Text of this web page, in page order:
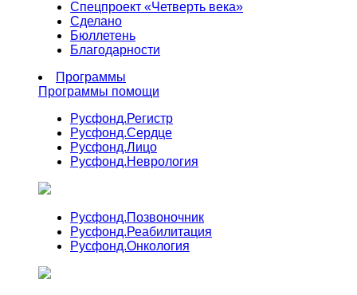
Спецпроект «Четверть века»
Сделано
Бюллетень
Благодарности
Программы
Программы помощи
Русфонд.Регистр
Русфонд.Сердце
Русфонд.Лицо
Русфонд.Неврология
Русфонд.Позвоночник
Русфонд.Реабилитация
Русфонд.Онкология